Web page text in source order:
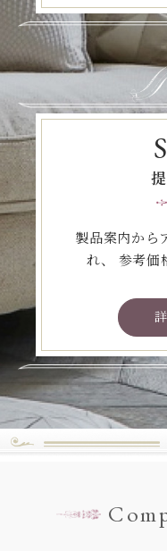
製品案内から
れ、
参考価